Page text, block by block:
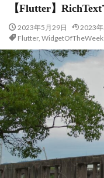
【Flutter】
2023年5月29日 2023
Flutter, WidgetOfTheWeek